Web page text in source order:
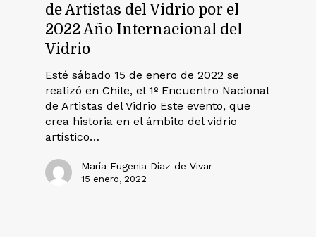
de Artistas del Vidrio por el
2022 Año Internacional del
Vidrio
Esté sábado 15 de enero de 2022 se
realizó en Chile, el 1º Encuentro Nacional
de Artistas del Vidrio Este evento, que
crea historia en el ámbito del vidrio
artístico…
María Eugenia Diaz de Vivar
15 enero, 2022